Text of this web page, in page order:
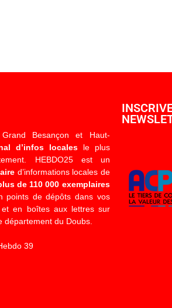
Besançon et Haut-
d’infos localesle plus
HEBDO25 est un
d’informations locales de
de 110 000 exemplaires
points de dépôts dans vos
et en boîtes aux lettres sur
département du Doubs.
39